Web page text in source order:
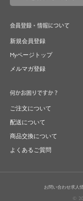
会員登録・情報について
新規会員登録
Myページトップ
メルマガ登録
何かお困りですか？
ご注文について
配送について
商品交換について
よくあるご質問
お問い合わせ求人
©